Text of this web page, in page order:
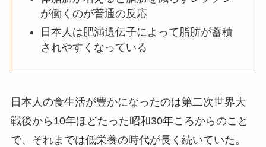
が働くのが普通の反応
日本人は肥満遺伝子によって脂肪が蓄積
されやすくなっている
日本人の食生活が豊かになったのは第二次世界大
戦後から10年ほどたった昭和30年ころからのこと
で、それまでは低栄養の時代が長く続いていた。